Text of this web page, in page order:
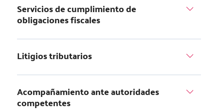
Servicios de cumplimiento de
obligaciones fiscales
Litigios tributarios
Acompañamiento ante autoridades
competentes